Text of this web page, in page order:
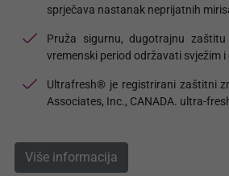
sprječava nastanak neprijatnih
Pruža sigurnu, dugotrajnu
vremenski period održavati svježim i
Ultrafresh® je registrirani zaštitni
Associates, Inc., CANADA. ultra-
Više informacija